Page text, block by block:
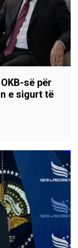
së për
e sigurt të